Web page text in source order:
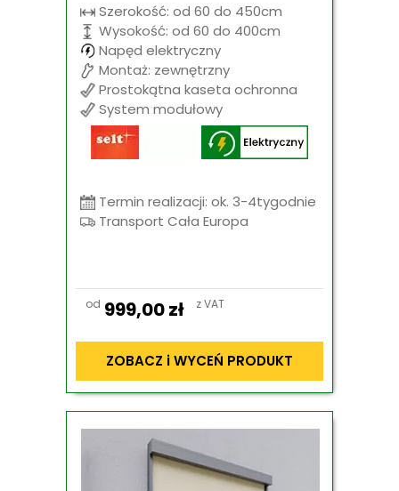
Szerokość: od 60 do 450cm
Wysokość: od 60 do 400cm
Napęd elektryczny
Montaż: zewnętrzny
Prostokątna kaseta ochronna
System modułowy
Termin realizacji: ok. 3-4tygodnie
Transport Cała Europa
od 999,00zł z VAT
ZOBACZ i WYCEŃ PRODUKT